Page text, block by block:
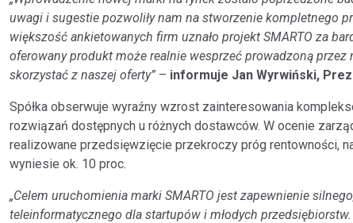
uwagi i sugestie pozwoliły nam na stworzenie kompletnego
większość ankietowanych firm uznało projekt SMARTO za
oferowany produkt może realnie wesprzeć prowadzoną
skorzystać z naszej oferty” – informuje Jan Wyrwiński,
Spółka obserwuje wyraźny wzrost zainteresowania
rozwiązań dostępnych u różnych dostawców. W ocenie
realizowane przedsięwzięcie przekroczy próg rentowności,
wyniesie ok. 10 proc.
„Celem uruchomienia marki SMARTO jest zapewnienie
teleinformatycznego dla startupów i młodych